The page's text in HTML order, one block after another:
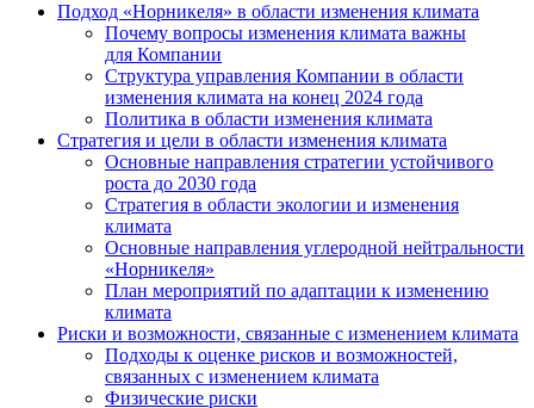
Подход «Норникеля» в области изменения климата
Почему вопросы изменения климата важны
для Компании
Структура управления Компании в области
изменения климата на конец 2024 года
Политика в области изменения климата
Стратегия и цели в области изменения климата
Основные направления стратегии устойчивого
роста до 2030 года
Стратегия в области экологии и изменения
климата
Основные направления углеродной нейтральности
«Норникеля»
План мероприятий по адаптации к изменению
климата
Риски и возможности, связанные с изменением климата
Подходы к оценке рисков и возможностей,
связанных с изменением климата
Физические риски